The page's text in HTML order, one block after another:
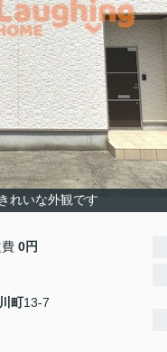
きれいな外観です
0円
町13-7